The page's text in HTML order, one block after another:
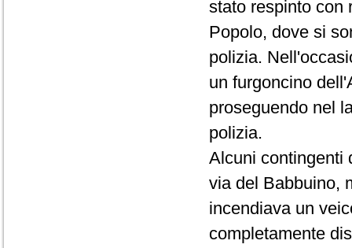
stato respinto con
Popolo, dove si
polizia.
un furgoncino
proseguendo nel
polizia.
Alcuni contingenti
via del Babbuino,
incendiava un
completamente